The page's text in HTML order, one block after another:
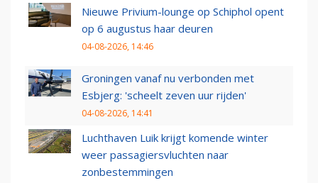
Nieuwe Privium-lounge op Schiphol opent
op 6 augustus haar deuren
04-08-2026, 14:46
Groningen vanaf nu verbonden met
Esbjerg: 'scheelt zeven uur rijden'
04-08-2026, 14:41
Luchthaven Luik krijgt komende winter
weer passagiersvluchten naar
zonbestemmingen